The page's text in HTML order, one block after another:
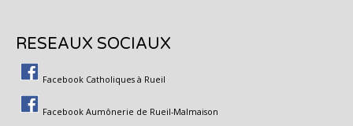
RESEAUX SOCIAUX
Facebook Catholiques à Rueil
Facebook Aumônerie de Rueil-Malmaison